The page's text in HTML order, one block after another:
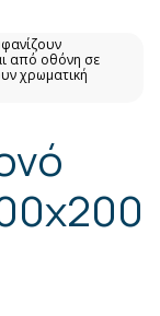
από οθόνη σε
χρωματική